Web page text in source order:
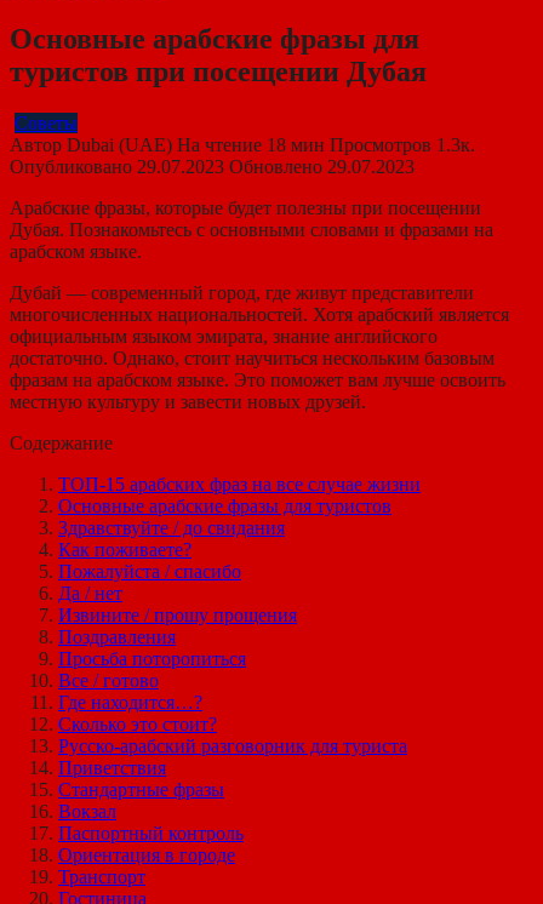
Основные арабские фразы для
туристов при посещении Дубая
Советы
Автор Dubai (UAE) На чтение 18 мин Просмотров 1.3к.
Опубликовано 29.07.2023 Обновлено 29.07.2023
Арабские фразы, которые будет полезны при посещении
Дубая. Познакомьтесь с основными словами и фразами на
арабском языке.
Дубай — современный город, где живут представители
многочисленных национальностей. Хотя арабский является
официальным языком эмирата, знание английского
достаточно. Однако, стоит научиться нескольким базовым
фразам на арабском языке. Это поможет вам лучше освоить
местную культуру и завести новых друзей.
Содержание
ТОП-15 арабских фраз на все случае жизни
Основные арабские фразы для туристов
Здравствуйте / до свидания
Как поживаете?
Пожалуйста / спасибо
Да / нет
Извините / прошу прощения
Поздравления
Просьба поторопиться
Все / готово
Где находится…?
Сколько это стоит?
Русско-арабский разговорник для туриста
Приветствия
Стандартные фразы
Вокзал
Паспортный контроль
Ориентация в городе
Транспорт
Гостиница